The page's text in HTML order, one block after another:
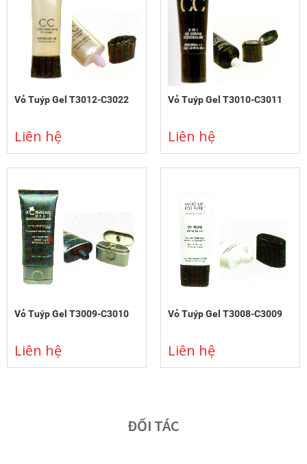
Vỏ Tuýp Gel T3012-C3022
Liên hệ
Vỏ Tuýp Gel T3010-C3011
Liên hệ
Vỏ Tuýp Gel T3009-C3010
Liên hệ
Vỏ Tuýp Gel T3008-C3009
Liên hệ
ĐỐI TÁC